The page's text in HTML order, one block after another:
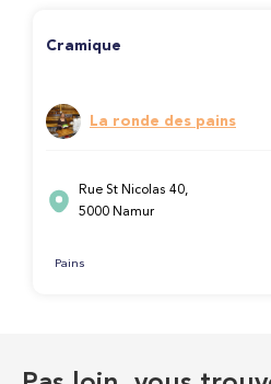
Cramique
La ronde des pains
Rue St Nicolas 40,
5000 Namur
Pains